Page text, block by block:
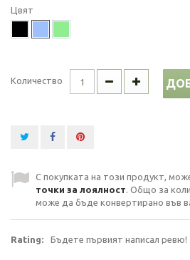
Цвят
Количество
С покупката на този продукт,
точки за лоялност. Общо за
може да бъде конвертирано във
Rating: Бъдете първият написал ревю!